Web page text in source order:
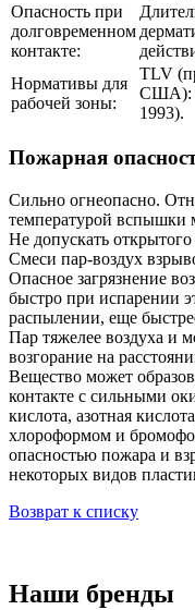
Опасность при
долговременном
контакте:
Нормативы для
рабочей зоны:
TLV
США):
1993).
Пожарная
Сильно огнеопасно.
температурой вспышки
Не допускать
Смеси пар-воздух
Опасное загрязнение
быстро при испарении
распылении, еще
Пар тяжелее воздуха и
возгорание на
Вещество может
контакте с сильными
кислота, азотная
хлороформом и
опасностью пожара и
некоторых видов
Возврат к списку
Наши бренды